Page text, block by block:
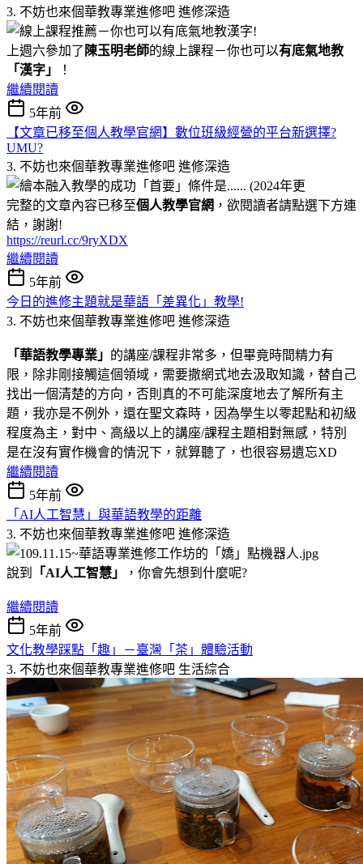
3. 不妨也來個華教專業進修吧 進修深造
上週六參加了 陳玉明老師的線上課程－你也可以有底氣地教
「漢字 」
！
繼續閱讀
5年前
【文章已移至個人教學官網】數位班級經營的平台新選擇?
UMU?
3. 不妨也來個華教專業進修吧 進修深造
完整的文章內容已移至個人教學官網 ，欲閱讀者請點選下方連
結，謝謝!
https://reurl.cc/9ryXDX
繼續閱讀
5年前
今日的進修主題就是華語「差異化」教學!
3. 不妨也來個華教專業進修吧 進修深造
「華語教學專業」 的講座/課程非常多，但畢竟時間精力有
限，除非剛接觸這個領域，需要撒網式地去汲取知識，替自己
找出一個清楚的方向，否則真的不可能深度地去了解所有主
題，我亦是不例外，還在聖文森時，因為學生以零起點和初級
程度為主，對中、高級以上的講座/課程主題相對無感，特別
是在沒有實作機會的情況下，就算聽了，也很容易遺忘XD
繼續閱讀
5年前
「AI人工智慧」與華語教學的距離
3. 不妨也來個華教專業進修吧 進修深造
說到 「AI人工智慧」 ，你會先想到什麼呢?
繼續閱讀
5年前
文化教學踩點「趣」－臺灣「茶」體驗活動
3. 不妨也來個華教專業進修吧 生活綜合